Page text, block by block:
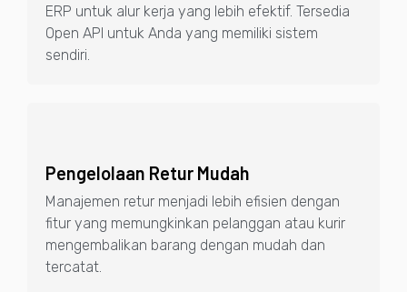
ERP untuk alur kerja yang lebih efektif. Tersedia
Open API untuk Anda yang memiliki sistem
sendiri.
Pengelolaan Retur Mudah
Manajemen retur menjadi lebih efisien dengan
fitur yang memungkinkan pelanggan atau kurir
mengembalikan barang dengan mudah dan
tercatat.